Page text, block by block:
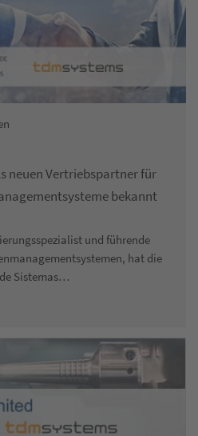
neuen Vertriebspartner für
bekannt
und führende
hat die
Sistemas…